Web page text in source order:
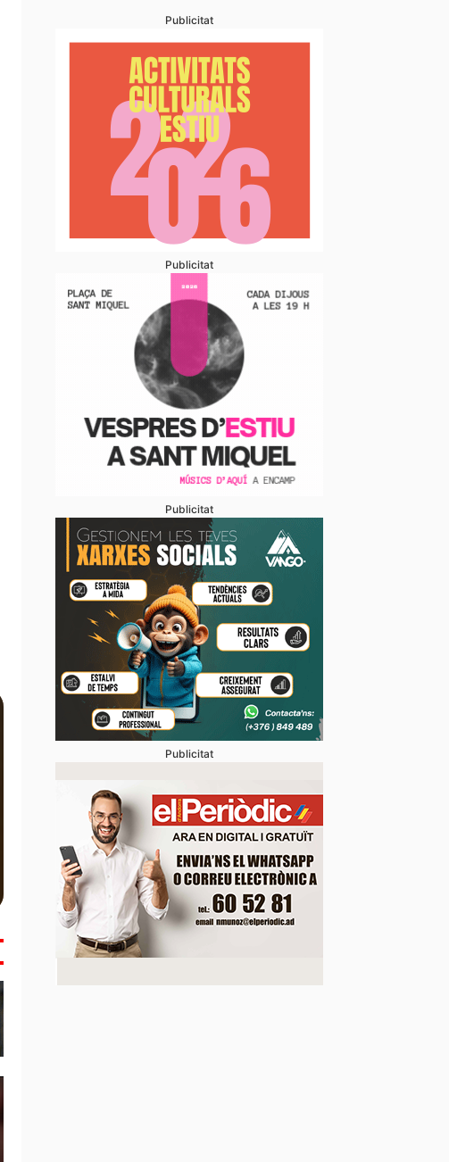
Publicitat
Publicitat
Publicitat
Publicitat